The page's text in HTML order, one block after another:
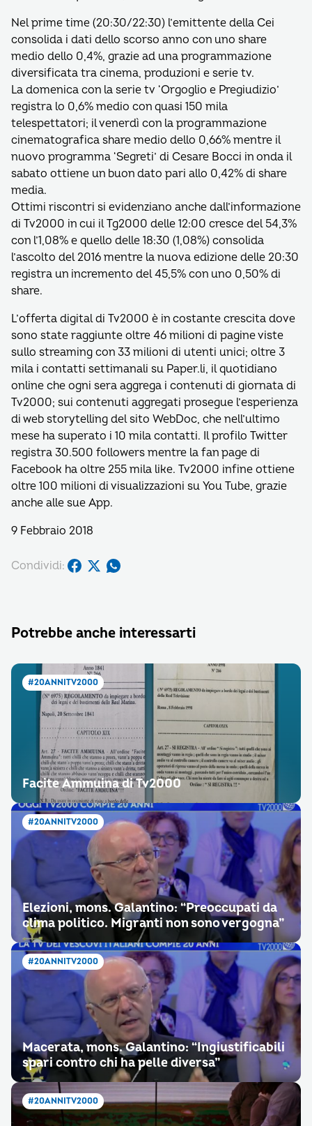
Nel prime time (20:30/22:30) l’emittente della Cei
consolida i dati dello scorso anno con uno share
medio dello 0,4%, grazie ad una programmazione
diversificata tra cinema, produzioni e serie tv.
La domenica con la serie tv ‘Orgoglio e Pregiudizio’
registra lo 0,6% medio con quasi 150 mila
telespettatori; il venerdì con la programmazione
cinematografica share medio dello 0,66% mentre il
nuovo programma ‘Segreti’ di Cesare Bocci in onda il
sabato ottiene un buon dato pari allo 0,42% di share
media.
Ottimi riscontri si evidenziano anche dall’informazione
di Tv2000 in cui il Tg2000 delle 12:00 cresce del 54,3%
con l’1,08% e quello delle 18:30 (1,08%) consolida
l’ascolto del 2016 mentre la nuova edizione delle 20:30
registra un incremento del 45,5% con uno 0,50% di
share.
L’offerta digital di Tv2000 è in costante crescita dove
sono state raggiunte oltre 46 milioni di pagine viste
sullo streaming con 33 milioni di utenti unici; oltre 3
mila i contatti settimanali su Paper.li, il quotidiano
online che ogni sera aggrega i contenuti di giornata di
Tv2000; sui contenuti aggregati prosegue l’esperienza
di web storytelling del sito WebDoc, che nell’ultimo
mese ha superato i 10 mila contatti. Il profilo Twitter
registra 30.500 followers mentre la fan page di
Facebook ha oltre 255 mila like. Tv2000 infine ottiene
oltre 100 milioni di visualizzazioni su You Tube, grazie
anche alle sue App.
9 Febbraio 2018
Condividi:
Potrebbe anche interessarti
#20ANNITV2000
Facite Ammuina di Tv2000
#20ANNITV2000
Elezioni, mons. Galantino: “Preoccupati da
clima politico. Migranti non sono vergogna”
#20ANNITV2000
Macerata, mons. Galantino: “Ingiustificabili
spari contro chi ha pelle diversa”
#20ANNITV2000